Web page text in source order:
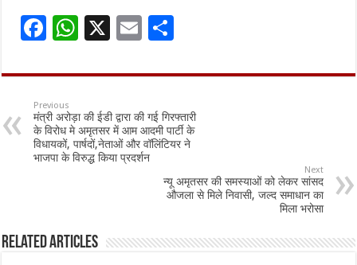
F
e
b
o
o
W
at
sA
p
p
X
E
ai
l
ar
Previous
मंत्री अरोड़ा की ईडी द्वारा की गई गिरफ्तारी
के विरोध मे अमृतसर में आम आदमी पार्टी के
विधायकों, पार्षदों,नेताओं और वॉलिंटियर ने
भाजपा के विरुद्ध किया प्रदर्शन
Next
न्यू अमृतसर की समस्याओं को लेकर सांसद
औजला से मिले निवासी, जल्द समाधान का
मिला भरोसा
Related Articles